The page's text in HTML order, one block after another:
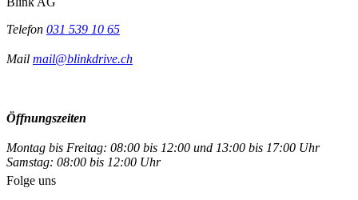
Telefon 031 539 10 65
Mail mail@blinkdrive.ch
Öffnungszeiten
Montag bis Freitag: 08:00 bis 12:00 und 13:00 bis 17:00 Uhr
Samstag: 08:00 bis 12:00 Uhr
Folge uns